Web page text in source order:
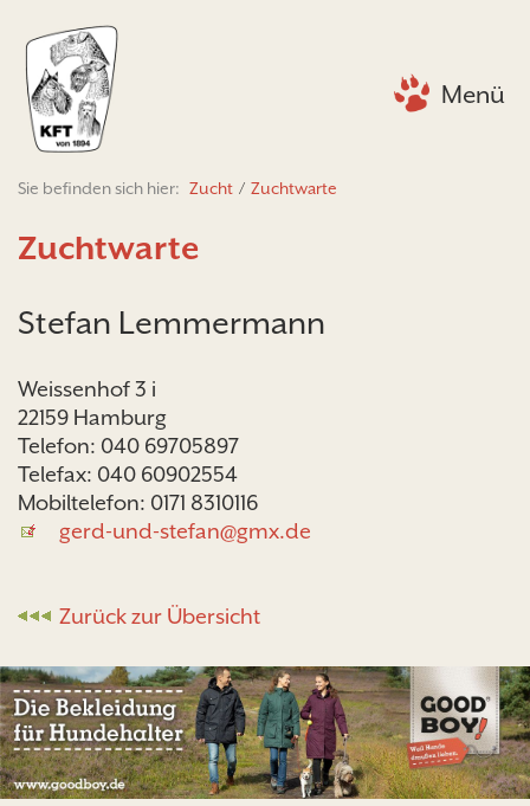
Menü
Sie befinden sich hier: Zucht / Zuchtwarte
Zuchtwarte
Stefan Lemmermann
Weissenhof 3 i
22159 Hamburg
Telefon: 040 69705897
Telefax: 040 60902554
Mobiltelefon: 0171 8310116
gerd-und-stefan@gmx.de
Zurück zur Übersicht